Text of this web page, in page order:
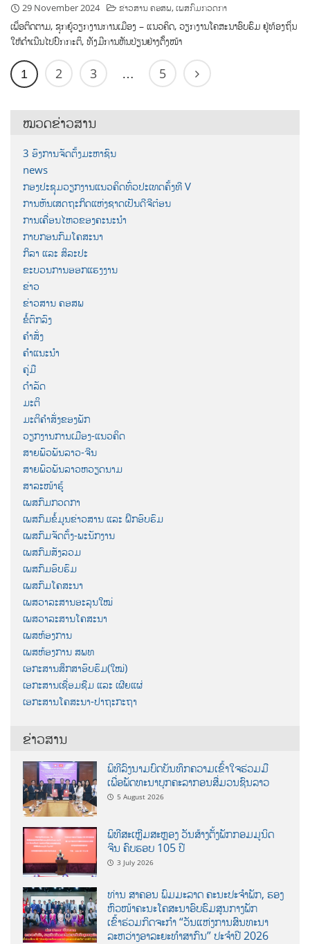
29 November 2024 ຂ່າວສານ ຄອສພ,ເພສກົມກວດກາ
ເພື່ອຕິດຕາມ, ຊຸກຍູ້ວຽກງານການເມືອງ – ແນວຄິດ, ວຽກງານໂຄສະນາອົບຮົມ ຢູ່ທ້ອງຖິ່ນ
ໃຫ້ດໍາເນີນໄປປົກກະຕິ, ທັງມີການຫັນປ່ຽນຢ່າງຕັ້ງໜ້າ
1 2 3 … 5
ໝວດຂ່າວສານ
3 ອົງການຈັດຕັ້ງມະຫາຊົນ
news
ກອງປະຊຸມວຽກງານແນວຄິດທົ່ວປະເທດຄັ້ງທີ V
ການຫັນເສດຖະກິດແຫ່ງຊາດເປັນດີຈີຕ໋ອນ
ການເຄື່ອນໄຫວຂອງຄະນະນຳ
ກາບກອນກົມໂຄສະນາ
ກິລາ ແລະ ສິລະປະ
ຂະບວນການອອກແຮງງານ
ຂ່າວ
ຂ່າວສານ ຄອສພ
ຂໍ້ຕົກລົງ
ຄຳສັ່ງ
ຄຳແນະນຳ
ຄູ່ມື
ດຳລັດ
ມະຕິ
ມະຕິຄຳສັ່ງຂອງພັກ
ວຽກງານການເມືອງ-ແນວຄິດ
ສາຍພົວພັນລາວ-ຈີນ
ສາຍພົວພັນລາວຫວຽດນາມ
ສາລະໜ້າຮູ້
ເພສກົມກວດກາ
ເພສກົມຂໍ້ມູນຂ່າວສານ ແລະ ຝຶກອົບຮົມ
ເພສກົມຈັດຕັ້ງ-ພະນັກງານ
ເພສກົມສັງລວມ
ເພສກົມອົບຮົມ
ເພສກົມໂຄສະນາ
ເພສວາລະສານອະລຸນໃໝ່
ເພສວາລະສານໂຄສະນາ
ເພສຫ້ອງການ
ເພສຫ້ອງການ ສພທ
ເອກະສານສຶກສາອົບຮົມ(ໃໝ່)
ເອກະສານເຊື່ອມຊືມ ແລະ ເຜີຍແຜ່
ເອກະສານໂຄສະນາ-ປາຖະກະຖາ
ຂ່າວສານ
ພິທີລົງນາມບົດບັນທຶກຄວາມເຂົ້າໃຈຮ່ວມມື
ເພື່ອພັດທະນາບຸກຄະລາກອນສື່ມວນຊົນລາວ
5 August 2026
ພິທີສະເຫຼີມສະຫຼອງ ວັນສ້າງຕັ້ງພັກກອມມູນິດ
ຈີນ ຄົບຮອບ 105 ປີ
3 July 2026
ທ່ານ ສາຄອນ ພົມມະລາດ ຄະນະປະຈໍາພັກ, ຮອງ
ຫົວໜ້າຄະນະໂຄສະນາອົບຮົມສູນກາງພັກ
ເຂົ້າຮ່ວມກິດຈະກຳ “ວັນແຫ່ງການສົນທະນາ
ລະຫວ່າງອາລະຍະທຳສາກົນ” ປະຈຳປີ 2026